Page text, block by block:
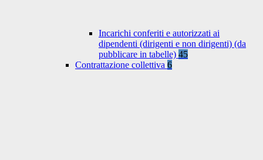
Incarichi conferiti e autorizzati ai
dipendenti (dirigenti e non dirigenti) (da
pubblicare in tabelle) 45
Contrattazione collettiva 6